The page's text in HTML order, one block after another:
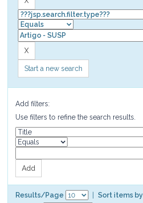
Start a new search
Add filters:
Use filters to refine the search results.
Results/Page
Sort items by